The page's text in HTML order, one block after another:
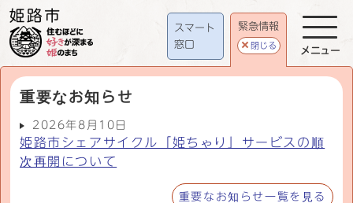
スマート
窓口
緊急情報
閉じる
重要なお知らせ
2026年8月10日
姫路市シェアサイクル「姫ちゃり」サービスの順
次再開について
重要なお知らせ一覧を見る
メニュー